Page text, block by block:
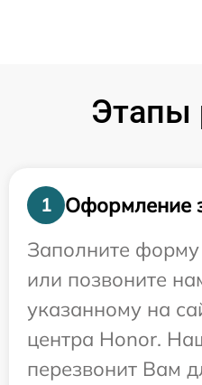
Этапы
1
Оформление
Заполните форму
или позвоните
указанному на
центра Honor.
перезвонит Вам